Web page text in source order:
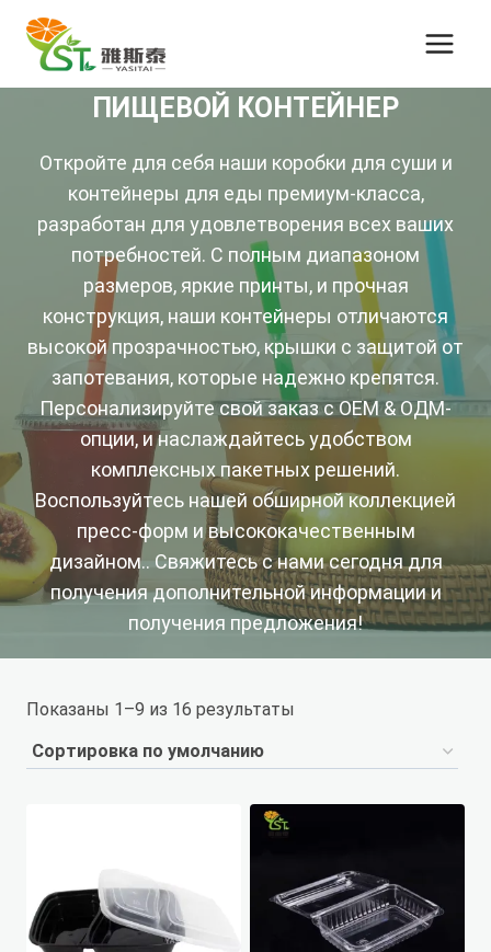
Перейти
контенту
ПИЩЕВОЙ КОНТЕЙНЕР
Откройте для себя наши коробки для суши и
контейнеры для еды премиум-класса,
разработан для удовлетворения всех ваших
потребностей. С полным диапазоном
размеров, яркие принты, и прочная
конструкция, наши контейнеры отличаются
высокой прозрачностью, крышки с защитой от
запотевания, которые надежно крепятся.
Персонализируйте свой заказ с OEM & ОДМ-
опции, и наслаждайтесь удобством
комплексных пакетных решений.
Воспользуйтесь нашей обширной коллекцией
пресс-форм и высококачественным
дизайном.. Свяжитесь с нами сегодня для
получения дополнительной информации и
получения предложения!
Показаны 1–9 из 16 результаты